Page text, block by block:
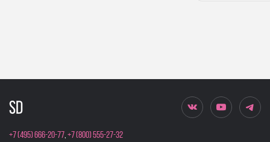
+7 (495) 666-20-77,+7 (800) 555-27-32